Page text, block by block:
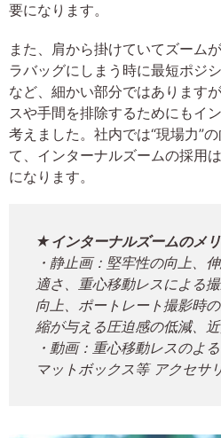
要になります。
また、肩から掛けていてズーム
ラバッグにしまう時に最短ポジ
など、細かい部分ではあります
スや手間を排除するためにもイ
考えました。社内では“現場力”
て、インターナルズームの採用
になります。
★インターナルズームのメ
・静止画：堅牢性の向上、
適さ、重心移動レスによる
向上、ポートレート撮影時
縮が与える圧迫感の低減、
・動画：重心移動レスのよ
マットボックス等 アクセサ